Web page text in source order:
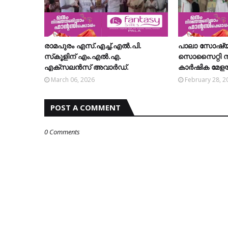
രാമപുരം എസ്.എച്ച്.എല്‍.പി.
സ്‌കൂളിന് എം.എല്‍.എ.
എക്‌സലന്‍സ് അവാര്‍ഡ്.
March 06, 2026
പാലാ
സൊസൈറ്റി
കാര്‍ഷിക
February 28,
POST A COMMENT
0 Comments